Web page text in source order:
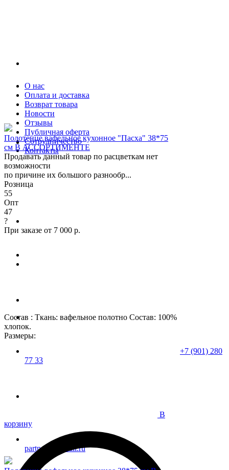
Состав : Ткань: вафельное полотно Состав: 100%
хлопок.
Размеры:
В
корзину
Полотенце вафельное кухонное "Пасха" 38*75
см В АССОРТИМЕНТЕ
Продавать данный товар по расцветкам нет
возможности
по причине их большого разнообр...
Розница
55
Опт
47
?
При заказе от 7 000 р.
О нас
Оплата и доставка
Возврат товара
Новости
Отзывы
Публичная оферта
Сотрудничество
Контакты
+7 (901) 280
77 33
partner37@mail.ru